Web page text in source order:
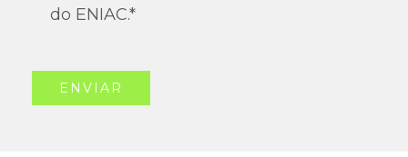
do ENIAC.*